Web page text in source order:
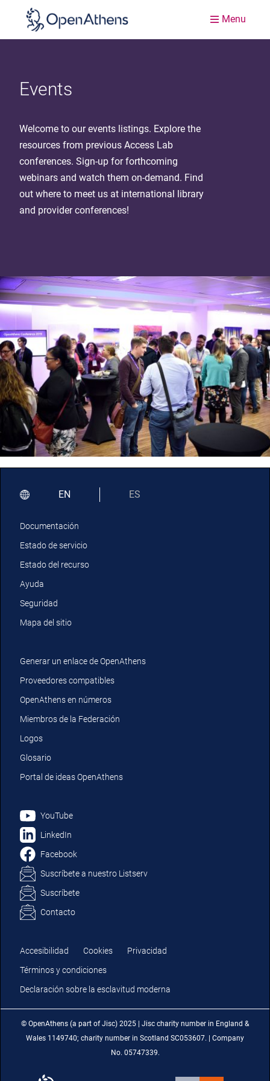
Menu
Events
Welcome to our events listings. Explore the
resources from previous Access Lab
conferences. Sign-up for forthcoming
webinars and watch them on-demand. Find
out where to meet us at international library
and provider conferences!
EN ES
Documentación
Estado de servicio
Estado del recurso
Ayuda
Seguridad
Mapa del sitio
Generar un enlace de OpenAthens
Proveedores compatibles
OpenAthens en números
Miembros de la Federación
Logos
Glosario
Portal de ideas OpenAthens
YouTube
LinkedIn
Facebook
Suscríbete a nuestro Listserv
Suscríbete
Contacto
Accesibilidad Cookies
Privacidad
Términos y condiciones
Declaración sobre la esclavitud moderna
© OpenAthens (a part of Jisc) 2025 | Jisc charity number in England &
Wales 1149740; charity number in Scotland SC053607. | Company
No. 05747339.